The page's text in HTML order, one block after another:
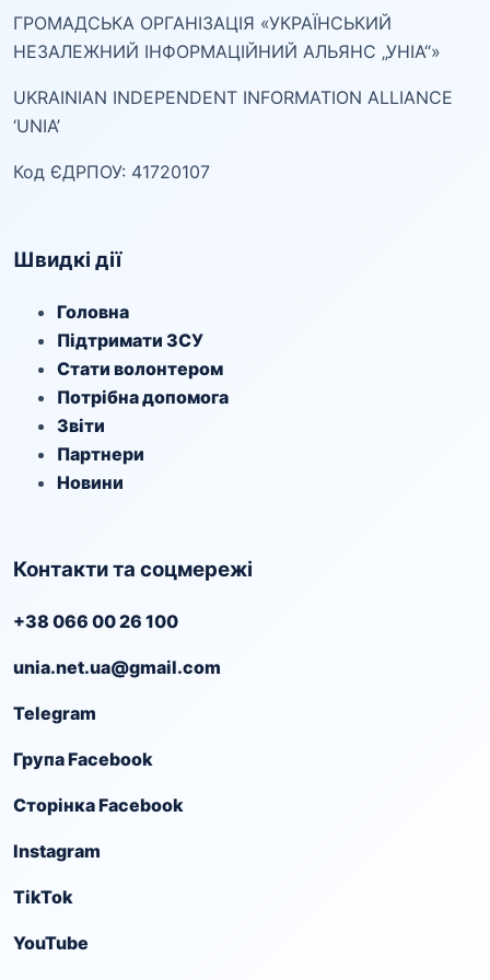
ГРОМАДСЬКА ОРГАНІЗАЦІЯ «УКРАЇНСЬКИЙ
НЕЗАЛЕЖНИЙ ІНФОРМАЦІЙНИЙ АЛЬЯНС „УНІА“»
UKRAINIAN INDEPENDENT INFORMATION ALLIANCE
‘UNIA’
Код ЄДРПОУ: 41720107
Швидкі дії
Головна
Підтримати ЗСУ
Стати волонтером
Потрібна допомога
Звіти
Партнери
Новини
Контакти та соцмережі
+38 066 00 26 100
unia.net.ua@gmail.com
Telegram
Група Facebook
Сторінка Facebook
Instagram
TikTok
YouTube